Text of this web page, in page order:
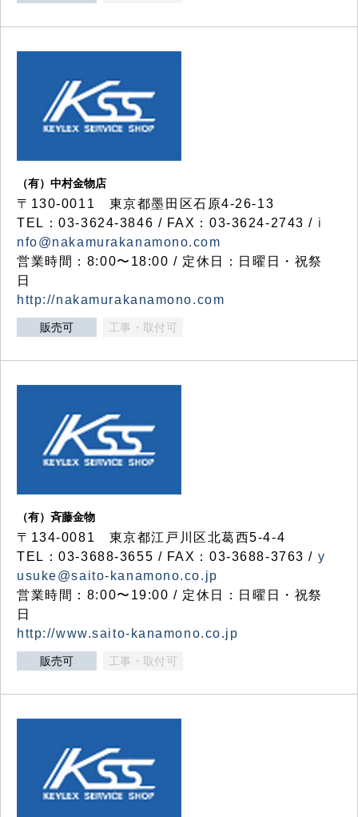
（有）中村金物店
〒130-0011 東京都墨田区石原4-26-13
TEL：03-3624-3846 / FAX：03-3624-2743 / i
nfo@nakamurakanamono.com
営業時間：8:00〜18:00 / 定休日：日曜日・祝祭
日
http://nakamurakanamono.com
販売可 工事・取付可
（有）斉藤金物
〒134-0081 東京都江戸川区北葛西5-4-4
TEL：03-3688-3655 / FAX：03-3688-3763 / y
usuke@saito-kanamono.co.jp
営業時間：8:00〜19:00 / 定休日：日曜日・祝祭
日
http://www.saito-kanamono.co.jp
販売可 工事・取付可